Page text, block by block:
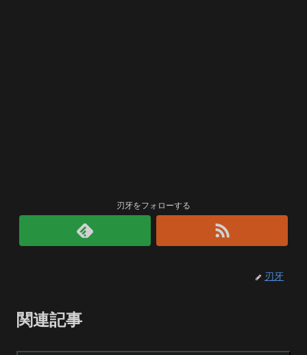
刃牙をフォローする
刃牙
関連記事